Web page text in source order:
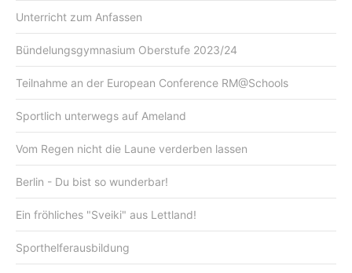
Unterricht zum Anfassen
Bündelungsgymnasium Oberstufe 2023/24
Teilnahme an der European Conference RM@Schools
Sportlich unterwegs auf Ameland
Vom Regen nicht die Laune verderben lassen
Berlin - Du bist so wunderbar!
Ein fröhliches "Sveiki" aus Lettland!
Sporthelferausbildung